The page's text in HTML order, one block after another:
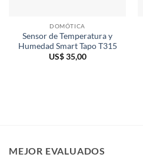
DOMÓTICA
Sensor de Temperatura y
Humedad Smart Tapo T315
US$35,00
MEJOR EVALUADOS